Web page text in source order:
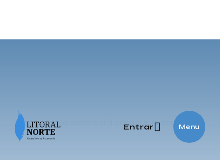
Entrar Menu
Digite a nova password para a sua conta